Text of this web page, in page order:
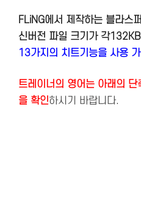
FLiNG에서 제작하는 블라스
신버전 파일 크기가 각
13가지의 치트기능을 사용
트레이너의 영어는 아래의
을 확인하시기 바랍니다.